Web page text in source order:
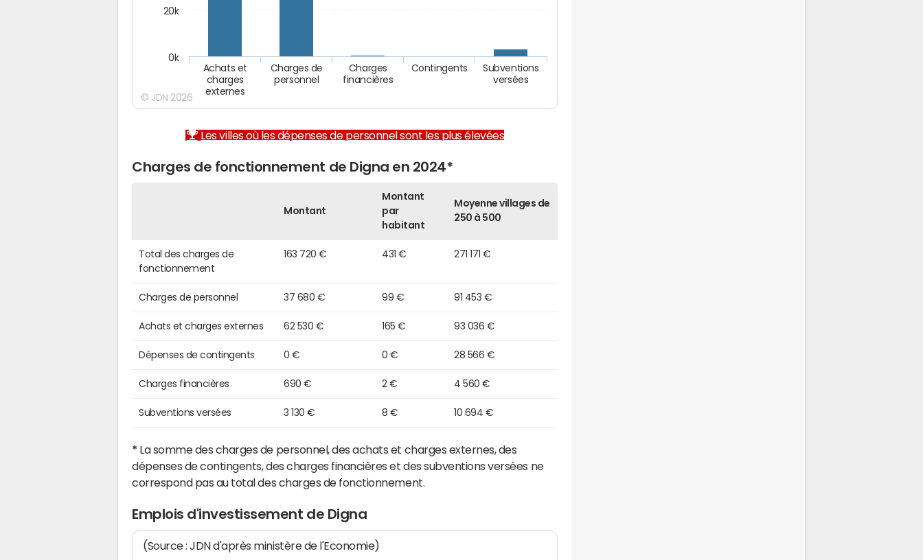
Achats et
charges
externes
Charges de
personnel
Charges
financières
Contingents
Subventions
versées
0k
20k
© JDN 2026
Les villes où les dépenses de personnel sont les plus élevées
Charges de fonctionnement de Digna en 2024*
Montant
Montant
par
habitant
Moyenne villages de
250 à 500
Total des charges de
fonctionnement
163 720 € 431 € 271 171 €
Charges de personnel 37 680 € 99 € 91 453 €
Achats et charges externes 62 530 € 165 € 93 036 €
Dépenses de contingents 0 € 0 € 28 566 €
Charges financières 690 € 2 € 4 560 €
Subventions versées 3 130 € 8 € 10 694 €
* La somme des charges de personnel, des achats et charges externes, des
dépenses de contingents, des charges financières et des subventions versées ne
correspond pas au total des charges de fonctionnement.
Emplois d'investissement de Digna
(Source : JDN d'après ministère de l'Economie)